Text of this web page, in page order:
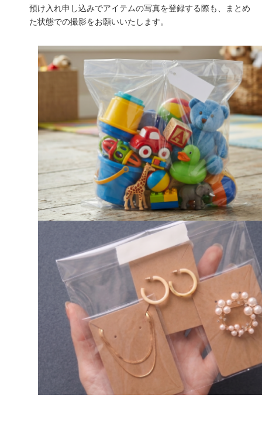
預け入れ申し込みでアイテムの写真を登録する際も、まとめ
た状態での撮影をお願いいたします。